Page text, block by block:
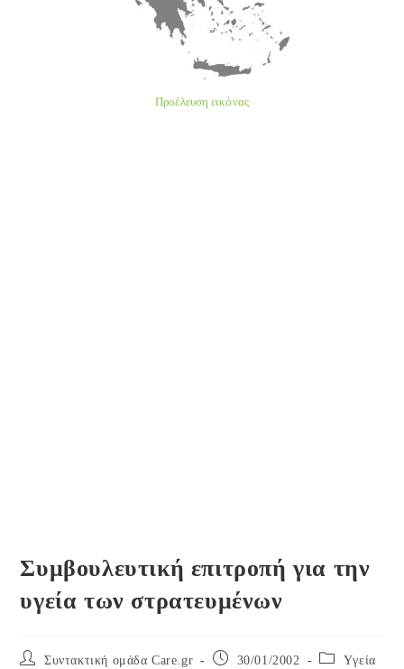
Προέλευση εικόνας
Συμβουλευτική επιτροπή για την
υγεία των στρατευμένων
Post Συντακτική ομάδα Care.gr
Post
30/01/2002
Post Yγεία